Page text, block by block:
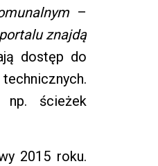
–
znajdą
dostęp do
np. ścieżek
2015 roku.